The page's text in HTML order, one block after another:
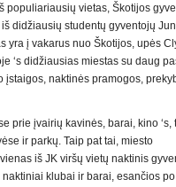
populiariausių vietas, Škotijos
didžiausių studentų gyventojų
yra į vakarus nuo Škotijos, upės
‘s didžiausias miestas su daug
įstaigos, naktinės pramogos,
prie įvairių kavinės, barai, kino ‘s,
ir parkų. Taip pat tai, miesto
iš JK viršų vietų naktinis
klubai ir barai, esančios